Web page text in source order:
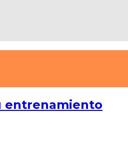
entrenamiento